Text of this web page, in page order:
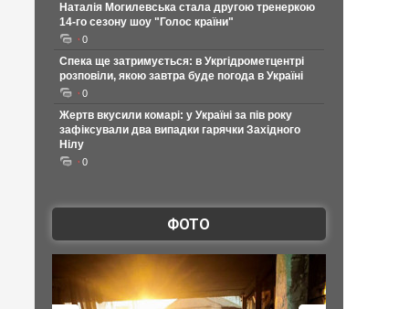
Наталія Могилевська стала другою тренеркою
14-го сезону шоу "Голос країни"
0
Спека ще затримується: в Укргідрометцентрі
розповіли, якою завтра буде погода в Україні
0
Жертв вкусили комарі: у Україні за пів року
зафіксували два випадки гарячки Західного
Нілу
0
ФОТО